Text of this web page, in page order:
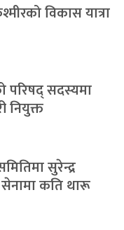
विकास यात्रा
परिषद् सदस्यमा
नियुक्त
सुरेन्द्र
सेनामा कति थारू